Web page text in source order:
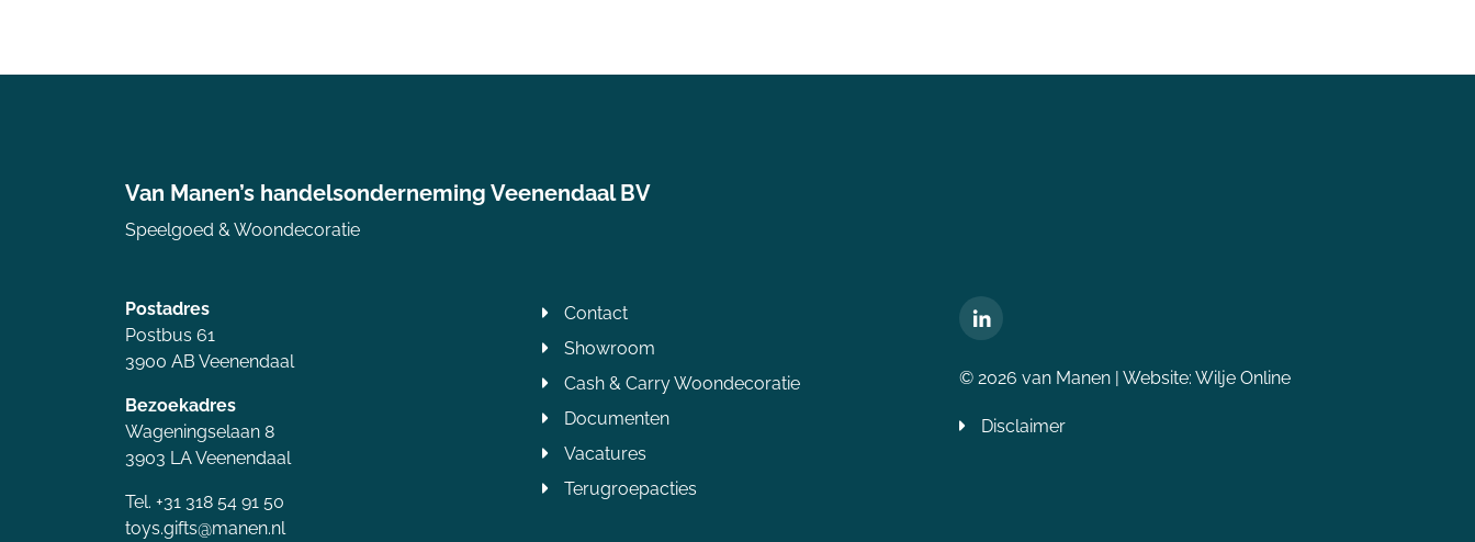
Van Manen’s handelsonderneming Veenendaal BV
Speelgoed & Woondecoratie
Postadres
Postbus 61
3900 AB Veenendaal
Bezoekadres
Wageningselaan 8
3903 LA Veenendaal
Tel. +31 318 54 91 50
toys.gifts@manen.nl
Contact
Showroom
Cash & Carry Woondecoratie
Documenten
Vacatures
Terugroepacties
© 2026 van Manen | Website: Wilje Online
Disclaimer